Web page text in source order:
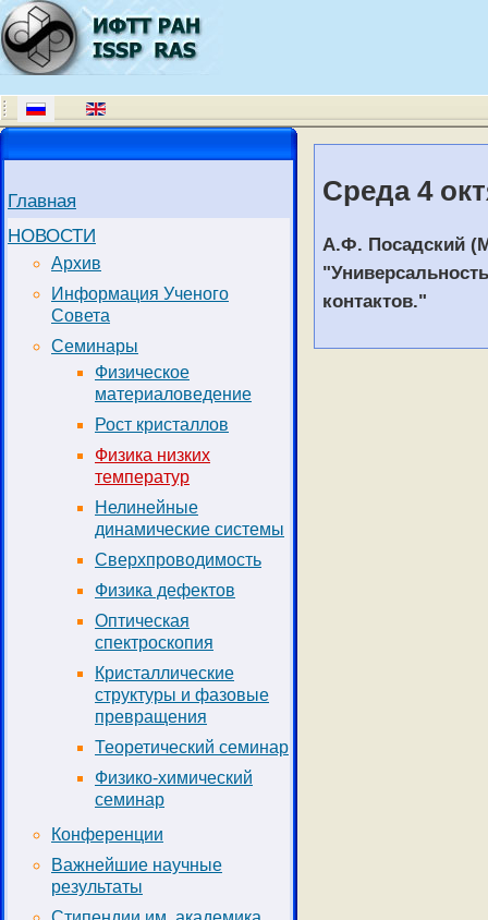
Главная
НОВОСТИ
Архив
Информация Ученого
Совета
Семинары
Физическое
материаловедение
Рост кристаллов
Физика низких
температур
Нелинейные
динамические системы
Сверхпроводимость
Физика дефектов
Оптическая
спектроскопия
Кристаллические
структуры и фазовые
превращения
Теоретический семинар
Физико-химический
семинар
Конференции
Важнейшие научные
результаты
Среда 4
А.Ф. Посадский
контактов."